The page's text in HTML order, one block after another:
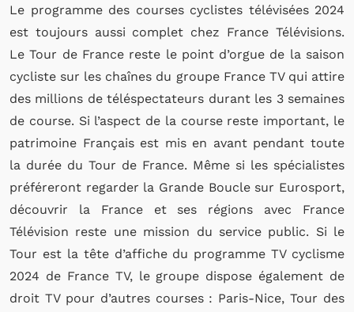
Le programme des courses cyclistes télévisées 2024
est toujours aussi complet chez France Télévisions.
Le Tour de France reste le point d’orgue de la saison
cycliste sur les chaînes du groupe France TV qui attire
des millions de téléspectateurs durant les 3 semaines
de course. Si l’aspect de la course reste important, le
patrimoine Français est mis en avant pendant toute
la durée du Tour de France. Même si les spécialistes
préféreront regarder la Grande Boucle sur Eurosport,
découvrir la France et ses régions avec France
Télévision reste une mission du service public. Si le
Tour est la tête d’affiche du programme TV cyclisme
2024 de France TV, le groupe dispose également de
droit TV pour d’autres courses : Paris-Nice, Tour des